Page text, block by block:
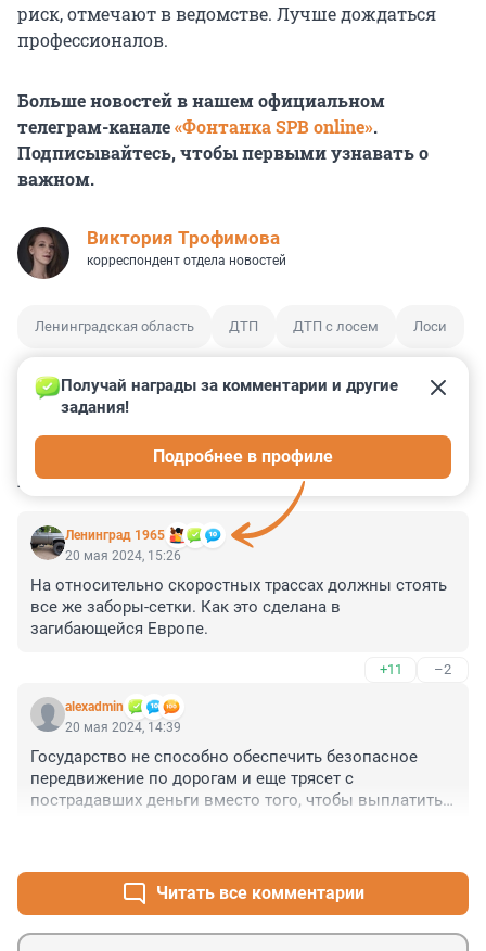
риск, отмечают в ведомстве. Лучше дождаться
профессионалов.
Больше новостей в нашем официальном
телеграм-канале«Фонтанка SPB online».
Подписывайтесь, чтобы первыми узнавать о
важном.
Виктория Трофимова
корреспондент отдела новостей
Ленинградская область ДТП ДТП с лосем Лоси
КОММЕНТАРИИ 7
Ленинград 1965
Получай награды за комментарии и другие
задания!
Подробнее в профиле
20 мая 2024, 15:26
На относительно скоростных трассах должны стоять
все же заборы-сетки. Как это сделана в
загибающейся Европе.
+11 –2
alexadmin
20 мая 2024, 14:39
Государство не способно обеспечить безопасное
передвижение по дорогам и еще трясет с
пострадавших деньги вместо того, чтобы выплатить
Читать все комментарии